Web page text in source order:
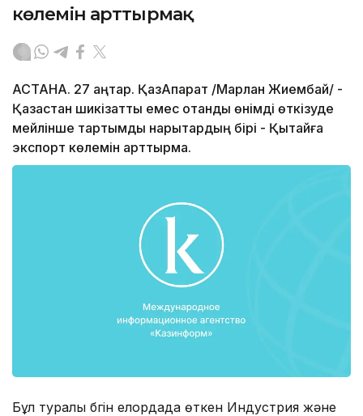
көлемін арттырмақ
АСТАНА. 27 қаңтар. ҚазАқпарат /Марлан Жиембай/ -
Қазақстан шикізаттық емес отандық өнімді өткізуде
мейлінше тартымды нарықтардың бірі - Қытайға
экспорт көлемін арттырмақ.
Бұл туралы бүгін елордада өткен Индустрия және